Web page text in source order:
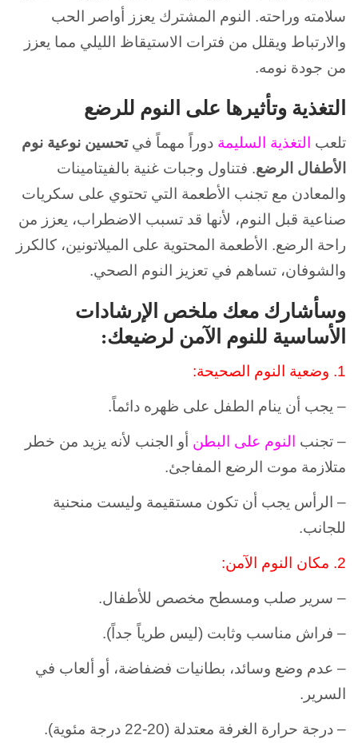
سلامته وراحته.
النوم المشترك يعزز أواصر الحب
والارتباط ويقلل من فترات الاستيقاظ الليلي مما يعزز
من جودة نومه.
التغذية وتأثيرها على النوم للرضع
تلعب التغذية السليمة دوراً مهماً في تحسين نوعية نوم
الأطفال الرضع. فتناول وجبات غنية بالفيتامينات
والمعادن مع تجنب الأطعمة التي تحتوي على سكريات
صناعية قبل النوم، لأنها قد تسبب الاضطراب، يعزز من
راحة الرضع.
الأطعمة المحتوية على الميلاتونين، كالكرز
والشوفان، تساهم في تعزيز النوم الصحي.
وسأشارك معك ملخص الإرشادات
الأساسية للنوم الآمن لرضيعك:
1. وضعية النوم الصحيحة:
– يجب أن ينام الطفل على ظهره دائماً.
– تجنب النوم على البطن أو الجنب لأنه يزيد من خطر
متلازمة موت الرضع المفاجئ.
– الرأس يجب أن تكون مستقيمة وليست منحنية
للجانب.
2. مكان النوم الآمن:
– سرير صلب ومسطح مخصص للأطفال.
– فراش مناسب وثابت (ليس طرياً جداً).
– عدم وضع وسائد، بطانيات فضفاضة، أو ألعاب في
السرير.
– درجة حرارة الغرفة معتدلة (20-22 درجة مئوية).